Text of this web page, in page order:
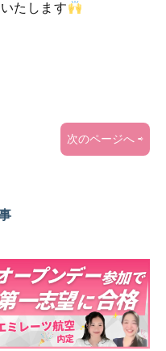
たします
次のページへ ⇨